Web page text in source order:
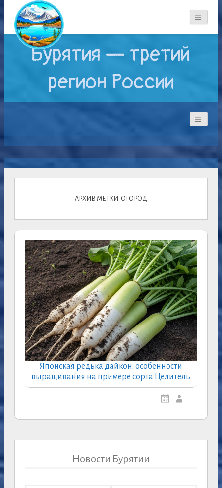
Бурятия — третий
регион России
АРХИВ МЕТКИ: ОГОРОД
Японская редька дайкон: особенности
выращивания на примере сорта Целитель
Новости Бурятии